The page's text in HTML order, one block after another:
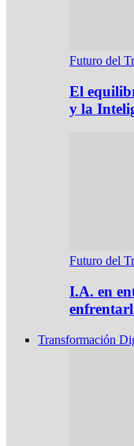
Futuro del
El
y la
Futuro del
I.A. en
Transformación